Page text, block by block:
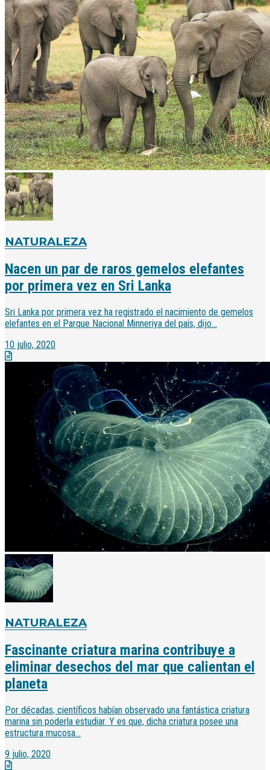
NATURALEZA
Nacen un par de raros gemelos elefantes
por primera vez en Sri Lanka
Sri Lanka por primera vez ha registrado el nacimiento de gemelos
elefantes en el Parque Nacional Minneriya del país, dijo...
10 julio, 2020
NATURALEZA
Fascinante criatura marina contribuye a
eliminar desechos del mar que calientan el
planeta
Por décadas, científicos habían observado una fantástica criatura
marina sin poderla estudiar. Y es que, dicha criatura posee una
estructura mucosa...
9 julio, 2020